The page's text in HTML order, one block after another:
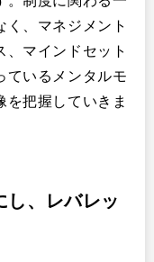
、マネジメント
マインドセット
ているメンタルモ
を把握していきま
し、レバレッ